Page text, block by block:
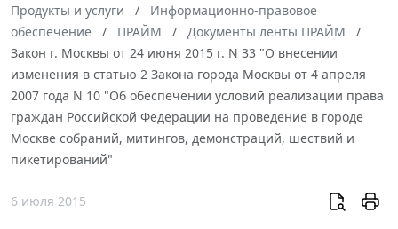
Продукты и услуги
Информационно-правовое
обеспечение
ПРАЙМ
Документы ленты ПРАЙМ
Закон г. Москвы от 24 июня 2015 г. N 33 "О внесении
изменения в статью 2 Закона города Москвы от 4 апреля
2007 года N 10 "Об обеспечении условий реализации права
граждан Российской Федерации на проведение в городе
Москве собраний, митингов, демонстраций, шествий и
пикетирований"
6 июля 2015